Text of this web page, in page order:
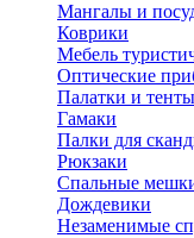
Мангалы и
Коврики
Мебель
Оптические
Палатки и тенты
Гамаки
Палки для
Рюкзаки
Спальные
Дождевики
Незаменимые